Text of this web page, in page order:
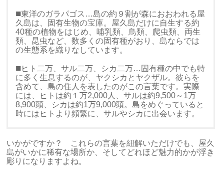
■東洋のガラパゴス…島の約９割が森におおわれる屋
久島は、固有生物の宝庫。屋久島だけに自生する約
40種の植物をはじめ、哺乳類、鳥類、爬虫類、両生
類、昆虫など、数多くの固有種がおり、島ならでは
の生態系を織りなしています。
■ヒト二万、サル二万、シカ二万…固有種の中でも特
に多く生息するのが、ヤクシカとヤクザル。彼らを
含めて、島の住人を表したのがこの言葉です。実際
には、ヒトは約１万2,000人、サルは約9,500～1万
8,900頭、シカは約1万9,000頭。島をめぐっていると
時にはヒトより頻繁に、サルやシカに出会います。
いかがですか？ これらの言葉を紐解いただけでも、屋久
島がいかに稀有な場所か、そしてどれほど魅力的かが浮き
彫りになりますよね。